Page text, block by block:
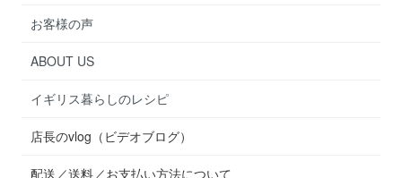
お客様の声
ABOUT US
イギリス暮らしのレシピ
店長のvlog（ビデオブログ）
配送／送料／お支払い方法について